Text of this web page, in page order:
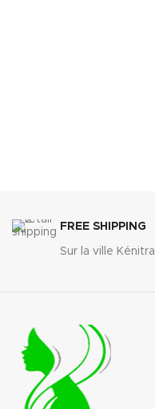
FREE SHIPPING
Sur la ville Kénitra